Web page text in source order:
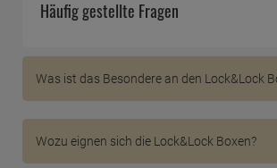
Häufig gestellte Fragen
Was ist das Besondere an den Lock&Lock
modular gestapelt werden können. Sie
viel Platz. Als Kunststoffdosen
Wozu eignen sich die Lock&Lock Boxen?